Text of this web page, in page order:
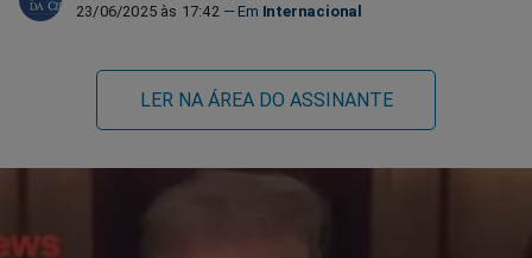
23/06/2025 às 17:42 Internacional
LER NA ÁREA DO ASSINANTE